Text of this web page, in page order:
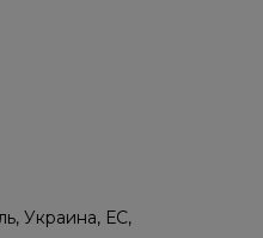
Украина, ЕС,